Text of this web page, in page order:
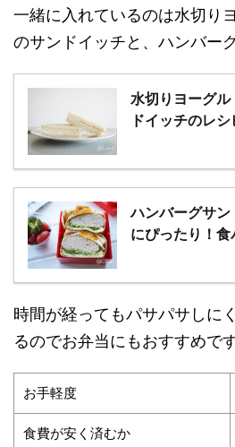
一緒に入れているのは水切り
のサンドイッチと、ハンバー
水切りヨーグ
ドイッチのレシ
ハンバーグサ
にぴったり！食
時間が経ってもパサパサしに
るのでお弁当にもおすすめです
お手軽度
食費が安く済むか